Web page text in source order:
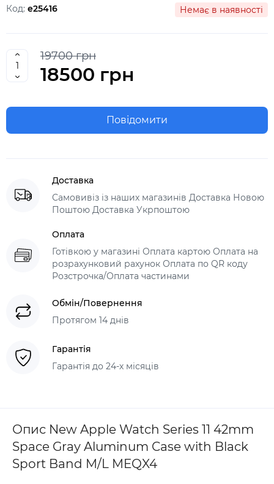
Код: e25416 Немає в наявності
19700 грн
18500 грн
Повідомити
Доставка
Самовивіз із наших магазинів Доставка Новою
Поштою Доставка Укрпоштою
Оплата
Готівкою у магазині Оплата картою Оплата на
розрахунковий рахунок Оплата по QR коду
Розстрочка/Оплата частинами
Обмін/Повернення
Протягом 14 днів
Гарантія
Гарантія до 24-х місяців
Опис New Apple Watch Series 11 42mm
Space Gray Aluminum Case with Black
Sport Band M/L MEQX4